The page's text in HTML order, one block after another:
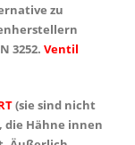
zu
3252. Ventil
(sie sind nicht
Hähne innen